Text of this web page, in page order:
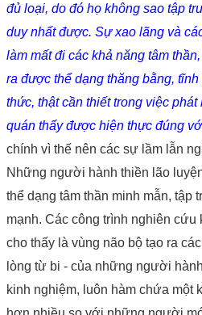
đủ loại, do đó họ không sao tập
duy nhất được. Sự xao lãng và
làm mất đi các khả năng tâm
ra được thể dạng thăng bằng,
thức, thật cần thiết trong việc
quán thấy được hiện thực đúng
chính vì thế nên các sự lầm lẫn
Những người hành thiền lão
thể dạng tâm thần minh mẫn, tập
mạnh. Các công trình nghiên cứu
cho thấy là vùng não bộ tạo ra
lòng từ bi - của những người
kinh nghiệm, luôn hàm chứa một